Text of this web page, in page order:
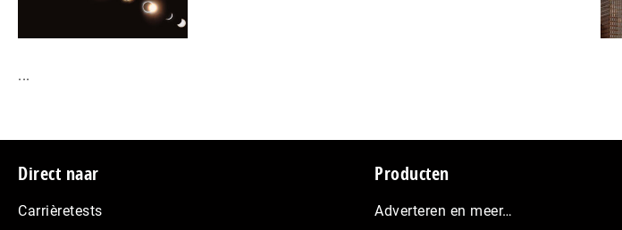
...
Footer
Direct naar
Carrièretests
Producten
Adverteren en meer…